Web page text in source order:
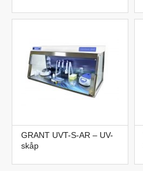
GRANT UVT-S-AR – UV-
skåp